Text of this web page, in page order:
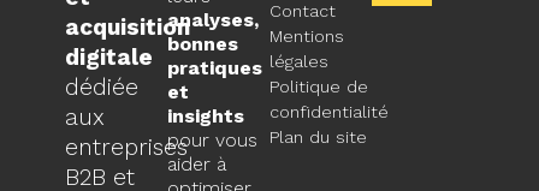
acquisition
digitale
dédiée
aux
entreprises
B2B et
analyses,
bonnes
pratiques
et
insights
pour vous
aider à
Contact
Mentions
légales
Politique de
confidentialité
Plan du site